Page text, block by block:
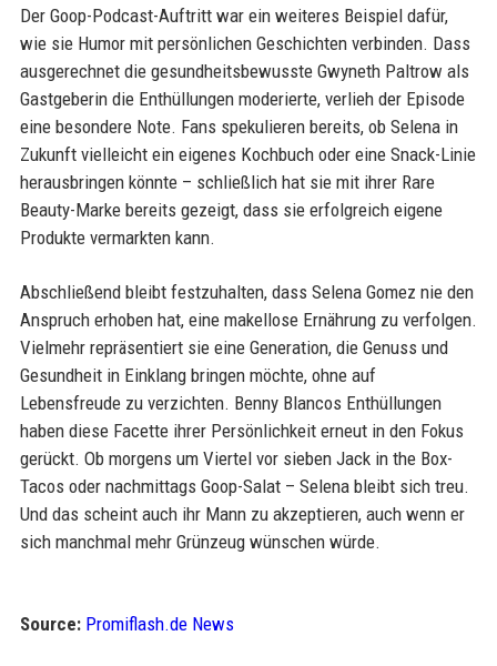
Der Goop-Podcast-Auftritt war ein weiteres Beispiel dafür,
wie sie Humor mit persönlichen Geschichten verbinden. Dass
ausgerechnet die gesundheitsbewusste Gwyneth Paltrow als
Gastgeberin die Enthüllungen moderierte, verlieh der Episode
eine besondere Note. Fans spekulieren bereits, ob Selena in
Zukunft vielleicht ein eigenes Kochbuch oder eine Snack-Linie
herausbringen könnte – schließlich hat sie mit ihrer Rare
Beauty-Marke bereits gezeigt, dass sie erfolgreich eigene
Produkte vermarkten kann.
Abschließend bleibt festzuhalten, dass Selena Gomez nie den
Anspruch erhoben hat, eine makellose Ernährung zu verfolgen.
Vielmehr repräsentiert sie eine Generation, die Genuss und
Gesundheit in Einklang bringen möchte, ohne auf
Lebensfreude zu verzichten. Benny Blancos Enthüllungen
haben diese Facette ihrer Persönlichkeit erneut in den Fokus
gerückt. Ob morgens um Viertel vor sieben Jack in the Box-
Tacos oder nachmittags Goop-Salat – Selena bleibt sich treu.
Und das scheint auch ihr Mann zu akzeptieren, auch wenn er
sich manchmal mehr Grünzeug wünschen würde.
Source: Promiflash.de News